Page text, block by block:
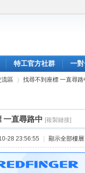
特工官方社群 一
流區
›
找尋不到座標 一直尋路
一直尋路中 [複製鏈接]
28 23:56:55 顯示全部樓層